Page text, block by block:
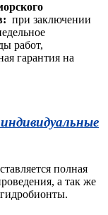
при заключении
работ,
гарантия на
полная
а так же